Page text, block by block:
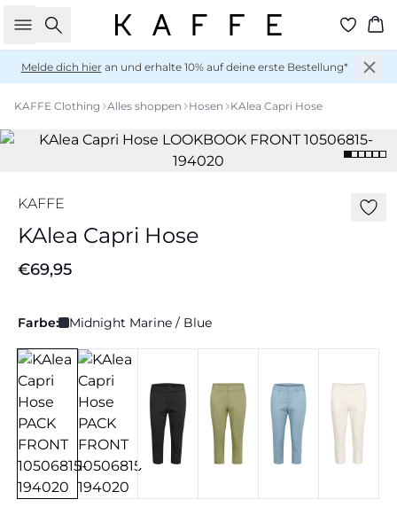
Suche
Melde dich hieran und erhalte 10% auf deine erste Bestellung*
KAFFE Clothing Alles shoppen Hosen KAlea Capri Hose
KAFFE
KAlea Capri Hose
€69,95
Farbe: Midnight Marine / Blue